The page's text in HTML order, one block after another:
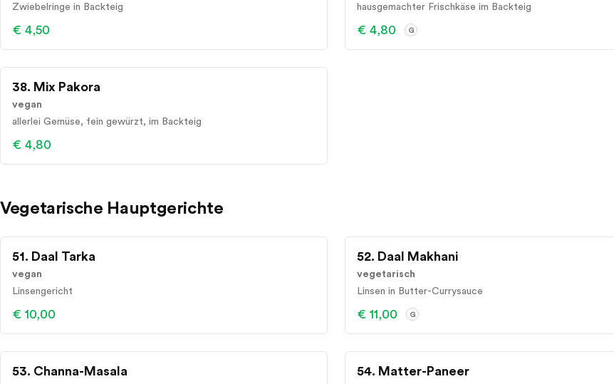
Zwiebelringe in Backteig
€ 4,50
hausgemachter Frischkäse im Backteig
€ 4,80 G
38. Mix Pakora
vegan
allerlei Gemüse, fein gewürzt, im Backteig
€ 4,80
Vegetarische Hauptgerichte
51. Daal Tarka
vegan
Linsengericht
€ 10,00
52. Daal Makhani
vegetarisch
Linsen in Butter-Currysauce
€ 11,00 G
53. Channa-Masala 54. Matter-Paneer